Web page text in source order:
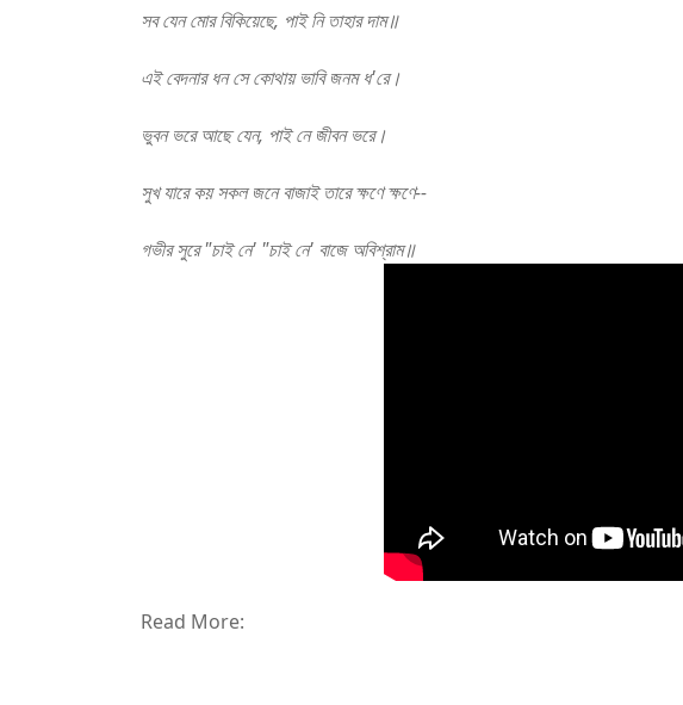
সব যেন মোর বিকিয়েছে, পাই নি তাহার দাম॥
এই বেদনার ধন সে কোথায় ভাবি জনম ধ'রে।
ভুবন ভরে আছে যেন, পাই নে জীবন ভরে।
সুখ যারে কয় সকল জনে বাজাই তারে ক্ষণে ক্ষণে--
গভীর সুরে "চাই নে' "চাই নে' বাজে অবিশ্রাম॥
Read More: